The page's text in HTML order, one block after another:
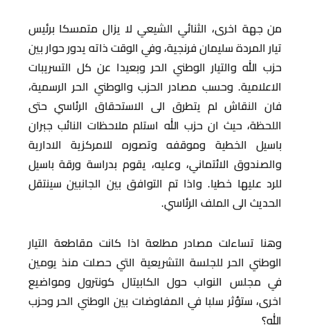
من جهة اخرى، الثنائي الشيعي لا يزال متمسكا برئيس
تيار المردة سليمان فرنجية، وفي الوقت ذاته يدور حوار بين
حزب الله والتيار الوطني الحر وبعيدا عن كل التسريبات
الاعلامية. وحسب مصادر الحزب والوطني الحر الرسمية،
فان النقاش لم يتطرق الى الاستحقاق الرئاسي حتى
اللحظة، حيث ان حزب الله استلم ملاحظات النائب جبران
باسيل الخطية وموقفه وتصوره للامركزية الادارية
والصندوق الائتماني، وعليه، يقوم بدراسة ورقة باسيل
للرد عليها خطيا. واذا تم التوافق بين الجانبين سينتقل
الحديث الى الملف الرئاسي.
وهنا تساءلت مصادر مطلعة اذا كانت مقاطعة التيار
الوطني الحر للجلسة التشريعية التي حصلت منذ يومين
في مجلس النواب حول الكابيتال كونترول ومواضيع
اخرى، ستؤثر سلبا في المفاوضات بين الوطني الحر وحزب
الله؟